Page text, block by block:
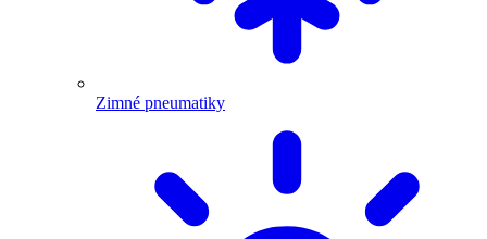
Zimné pneumatiky